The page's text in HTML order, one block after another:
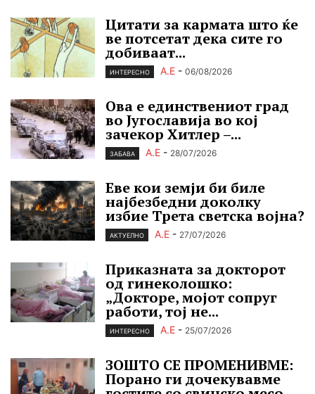
Цитати за кармата што ќе
ве потсетат дека сите го
добиваат...
ИНТЕРЕСНО А.Е - 06/08/2026
Ова е единствениот град
во Југославија во кој
зачекор Хитлер –...
ЗАБАВА А.Е - 28/07/2026
Еве кои земји би биле
најбезбедни доколку
избие Трета светска војна?
АКТУЕЛНО А.Е - 27/07/2026
Приказната за докторот
од гинеколошко:
„Докторе, мојот сопруг
работи, тој не...
ИНТЕРЕСНО А.Е - 25/07/2026
ЗОШТО СЕ ПРОМЕНИВМЕ:
Порано ги дочекувавме